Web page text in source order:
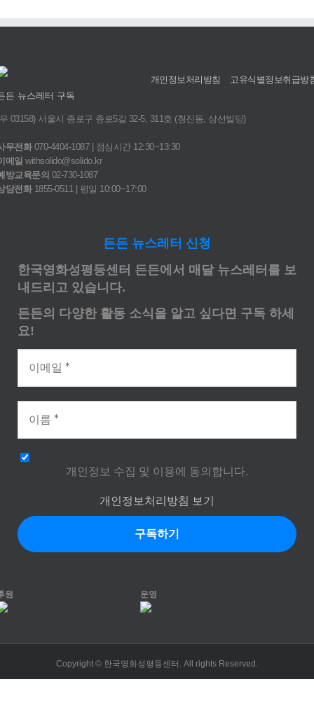
개인정보처리방침
고유식별정보취급방
든 뉴스레터 구독
03158) 서울시 종로구 종로5길 32-5, 311호 (청진동, 삼선빌딩)
무전화070-4404-1087 | 점심시간 12:30~13:30
메일 withsolido@solido.kr
방교육문의 02-730-1087
담전화1855-0511 | 평일 10:00~17:00
든든 뉴스레터 신청
한국영화성평등센터 든든에서 매달 뉴스레터를 보
내드리고 있습니다.
든든의 다양한 활동 소식을 알고 싶다면 구독 하세
요!
개인정보 수집 및 이용에 동의합니다.
개인정보처리방침 보기
운영
원
Copyright © 한국영화성평등센터. All rights Reserved.